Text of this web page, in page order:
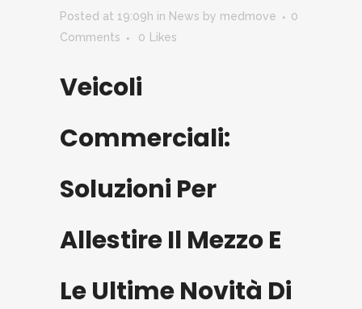
Posted at 19:09h in News by medmove
0
Comments
0 Likes
Veicoli
Commerciali:
Soluzioni Per
Allestire Il Mezzo E
Le Ultime Novità Di